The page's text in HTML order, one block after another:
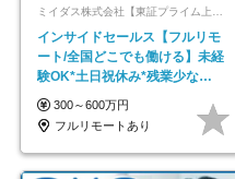
ミイダス株式会社【東証プライム上場パーソルグループ】
インサイドセールス【フルリモ
ート/全国どこでも働ける】未経
験OK*土日祝休み*残業少なめ*
在宅勤務手当あり
300～600万円
フルリモートあり